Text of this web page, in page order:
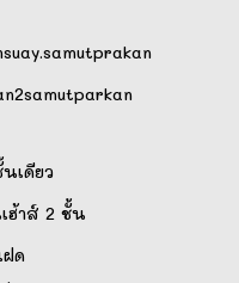
เดียว
ฮ้าส์ 2 ชั้น
ด